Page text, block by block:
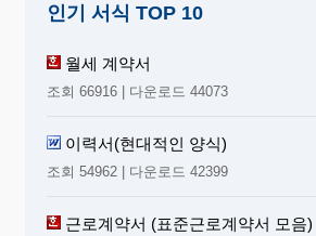
인기 서식 TOP 10
월세 계약서
조회 66916 | 다운로드 44073
이력서(현대적인 양식)
조회 54962 | 다운로드 42399
근로계약서 (표준근로계약서 모음)